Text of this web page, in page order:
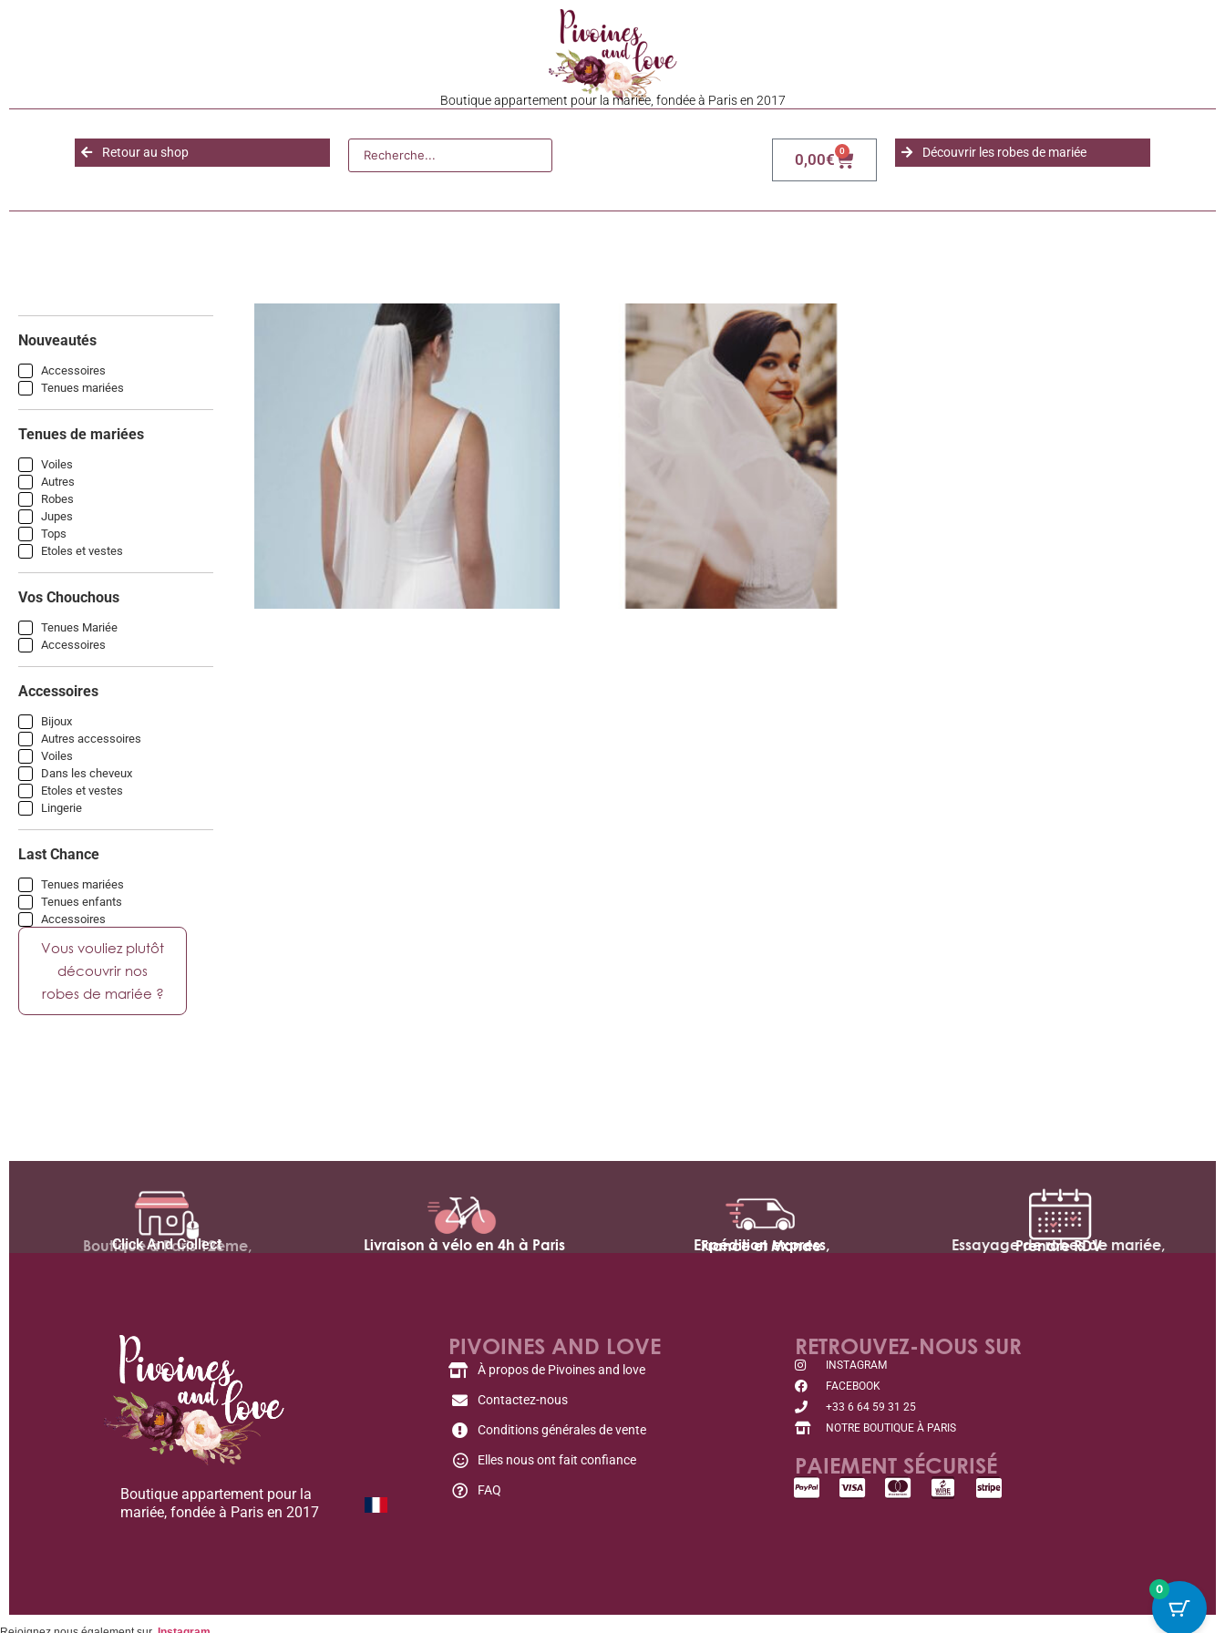
Boutique appartement pour la mariée, fondée à Paris en 2017
Retour au shop 0,00€ 0 Découvrir les robes de mariée
Nouveautés
Accessoires
Tenues mariées
Tenues de mariées
Voiles
Autres
Robes
Jupes
Tops
Etoles et vestes
Vos Chouchous
Tenues Mariée
Accessoires
Accessoires
Bijoux
Autres accessoires
Voiles
Dans les cheveux
Etoles et vestes
Lingerie
Last Chance
Tenues mariées
Tenues enfants
Accessoires
Vous vouliez plutôt
découvrir nos
robes de mariée ?
Click And Collect
Boutique à Paris 12ème, Livraison à vélo en 4h à Paris Expédition express,
France et Monde Essayage de robes de mariée,
Prendre RDV
Boutique appartement pour la
mariée, fondée à Paris en 2017
PIVOINES AND LOVE
À propos de Pivoines and love
Contactez-nous
Conditions générales de vente
Elles nous ont fait confiance
FAQ
RETROUVEZ-NOUS SUR
INSTAGRAM
FACEBOOK
+33 6 64 59 31 25
NOTRE BOUTIQUE À PARIS
PAIEMENT SÉCURISÉ
0